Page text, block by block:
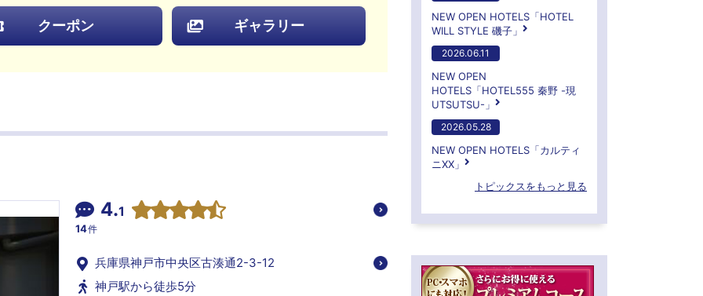
クーポン ギャラリー
4.1
14件
兵庫県神戸市中央区古湊通2-3-12
神戸駅から徒歩5分
NEW OPEN HOTELS「HOTEL
WILL STYLE 磯子」
2026.06.11
NEW OPEN
HOTELS「HOTEL555 秦野 -現
UTSUTSU-」
2026.05.28
NEW OPEN HOTELS「カルティ
ニXX」
トピックスをもっと見る